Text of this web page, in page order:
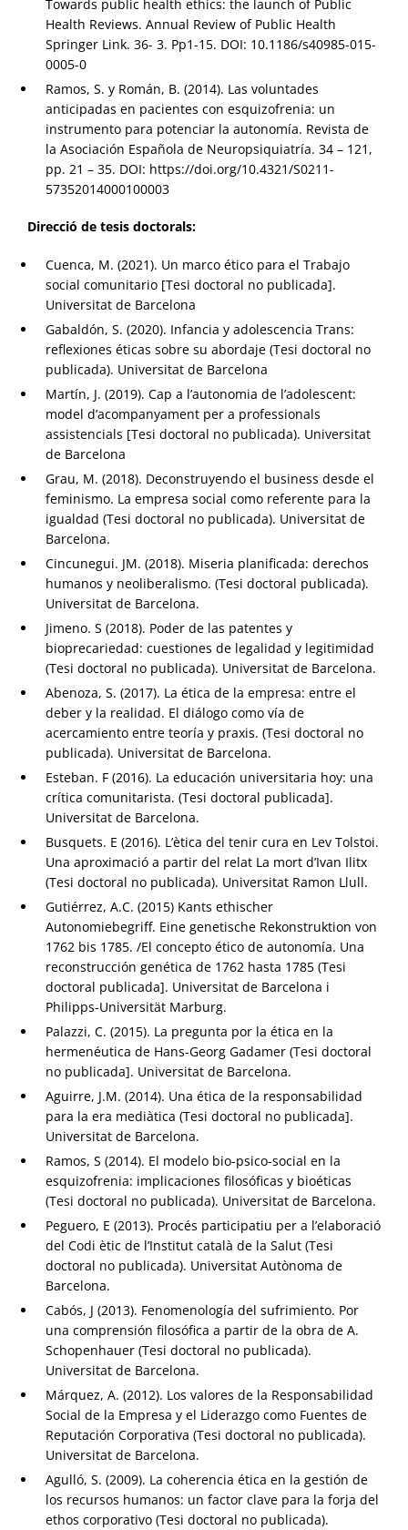
Towards public health ethics: the launch of Public
Health Reviews. Annual Review of Public Health
Springer Link. 36- 3. Pp1-15. DOI: 10.1186/s40985-015-
0005-0
Ramos, S. y Román, B. (2014). Las voluntades
anticipadas en pacientes con esquizofrenia: un
instrumento para potenciar la autonomía. Revista de
la Asociación Española de Neuropsiquiatría. 34 – 121,
pp. 21 – 35. DOI: https://doi.org/10.4321/S0211-
57352014000100003
Direcció de tesis doctorals:
Cuenca, M. (2021). Un marco ético para el Trabajo
social comunitario [Tesi doctoral no publicada].
Universitat de Barcelona
Gabaldón, S. (2020). Infancia y adolescencia Trans:
reflexiones éticas sobre su abordaje (Tesi doctoral no
publicada). Universitat de Barcelona
Martín, J. (2019). Cap a l’autonomia de l’adolescent:
model d’acompanyament per a professionals
assistencials [Tesi doctoral no publicada). Universitat
de Barcelona
Grau, M. (2018). Deconstruyendo el business desde el
feminismo. La empresa social como referente para la
igualdad (Tesi doctoral no publicada). Universitat de
Barcelona.
Cincunegui. JM. (2018). Miseria planificada: derechos
humanos y neoliberalismo. (Tesi doctoral publicada).
Universitat de Barcelona.
Jimeno. S (2018). Poder de las patentes y
bioprecariedad: cuestiones de legalidad y legitimidad
(Tesi doctoral no publicada). Universitat de Barcelona.
Abenoza, S. (2017). La ética de la empresa: entre el
deber y la realidad. El diálogo como vía de
acercamiento entre teoría y praxis. (Tesi doctoral no
publicada). Universitat de Barcelona.
Esteban. F (2016). La educación universitaria hoy: una
crítica comunitarista. (Tesi doctoral publicada].
Universitat de Barcelona.
Busquets. E (2016). L’ètica del tenir cura en Lev Tolstoi.
Una aproximació a partir del relat La mort d’Ivan Ilitx
(Tesi doctoral no publicada). Universitat Ramon Llull.
Gutiérrez, A.C. (2015) Kants ethischer
Autonomiebegriff. Eine genetische Rekonstruktion von
1762 bis 1785. /El concepto ético de autonomía. Una
reconstrucción genética de 1762 hasta 1785 (Tesi
doctoral publicada]. Universitat de Barcelona i
Philipps-Universität Marburg.
Palazzi, C. (2015). La pregunta por la ética en la
hermenéutica de Hans-Georg Gadamer (Tesi doctoral
no publicada]. Universitat de Barcelona.
Aguirre, J.M. (2014). Una ética de la responsabilidad
para la era mediàtica (Tesi doctoral no publicada].
Universitat de Barcelona.
Ramos, S (2014). El modelo bio-psico-social en la
esquizofrenia: implicaciones filosóficas y bioéticas
(Tesi doctoral no publicada). Universitat de Barcelona.
Peguero, E (2013). Procés participatiu per a l’elaboració
del Codi ètic de l’Institut català de la Salut (Tesi
doctoral no publicada). Universitat Autònoma de
Barcelona.
Cabós, J (2013). Fenomenología del sufrimiento. Por
una comprensión filosófica a partir de la obra de A.
Schopenhauer (Tesi doctoral no publicada).
Universitat de Barcelona.
Márquez, A. (2012). Los valores de la Responsabilidad
Social de la Empresa y el Liderazgo como Fuentes de
Reputación Corporativa (Tesi doctoral no publicada).
Universitat de Barcelona.
Agulló, S. (2009). La coherencia ética en la gestión de
los recursos humanos: un factor clave para la forja del
ethos corporativo (Tesi doctoral no publicada).